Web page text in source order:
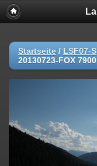
Startseite / LSF07-
20130723-FOX 7900